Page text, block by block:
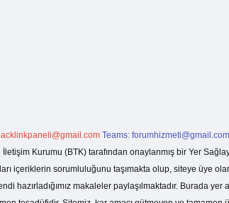
Teams: forumhizmeti@gmail.com
Kurumu (BTK) tarafından onaylanmış bir Yer
içeriklerin sorumluluğunu taşımakta olup, siteye üye
hazırladığımız makaleler paylaşılmaktadır. Burada